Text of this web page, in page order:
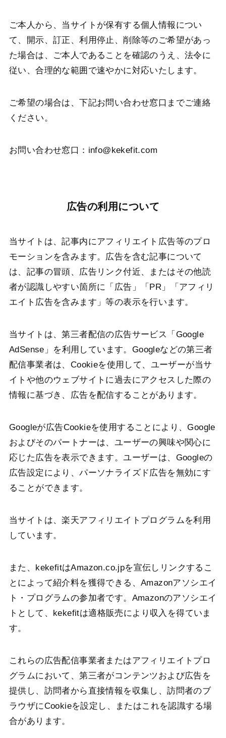
ご本人から、当サイトが保有する個人情報につい
て、開示、訂正、利用停止、削除等のご希望があっ
た場合は、ご本人であることを確認のうえ、法令に
従い、合理的な範囲で速やかに対応いたします。
ご希望の場合は、下記お問い合わせ窓口までご連絡
ください。
お問い合わせ窓口：info@kekefit.com
広告の利用について
当サイトは、記事内にアフィリエイト広告等のプロ
モーションを含みます。広告を含む記事について
は、記事の冒頭、広告リンク付近、またはその他読
者が認識しやすい箇所に「広告」「PR」「アフィリ
エイト広告を含みます」等の表示を行います。
当サイトは、第三者配信の広告サービス「Google
AdSense」を利用しています。Googleなどの第三者
配信事業者は、Cookieを使用して、ユーザーが当サ
イトや他のウェブサイトに過去にアクセスした際の
情報に基づき、広告を配信することがあります。
Googleが広告Cookieを使用することにより、Google
およびそのパートナーは、ユーザーの興味や関心に
応じた広告を表示できます。ユーザーは、Googleの
広告設定により、パーソナライズド広告を無効にす
ることができます。
当サイトは、楽天アフィリエイトプログラムを利用
しています。
また、kekefitはAmazon.co.jpを宣伝しリンクするこ
とによって紹介料を獲得できる、Amazonアソシエイ
ト・プログラムの参加者です。Amazonのアソシエイ
トとして、kekefitは適格販売により収入を得ていま
す。
これらの広告配信事業者またはアフィリエイトプロ
グラムにおいて、第三者がコンテンツおよび広告を
提供し、訪問者から直接情報を収集し、訪問者のブ
ラウザにCookieを設定し、またはこれを認識する場
合があります。